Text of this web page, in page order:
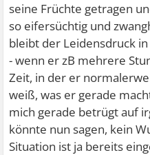
seine Früchte getragen
so eifersüchtig und
bleibt der Leidensdruck
- wenn er zB mehrere
Zeit, in der er
weiß, was er gerade
mich gerade betrügt auf
könnte nun sagen, kein
Situation ist ja bereits